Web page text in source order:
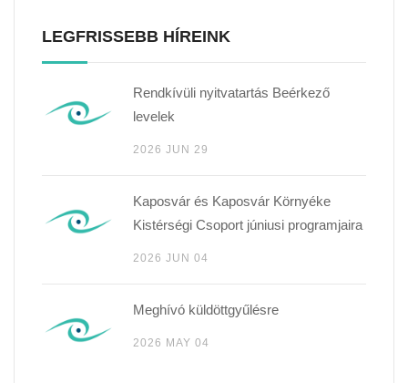
LEGFRISSEBB HÍREINK
Rendkívüli nyitvatartás Beérkező
levelek
2026 JUN 29
Kaposvár és Kaposvár Környéke
Kistérségi Csoport júniusi programjaira
2026 JUN 04
Meghívó küldöttgyűlésre
2026 MAY 04